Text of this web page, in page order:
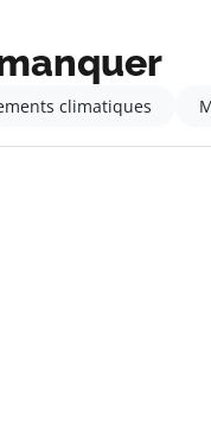
climatiques